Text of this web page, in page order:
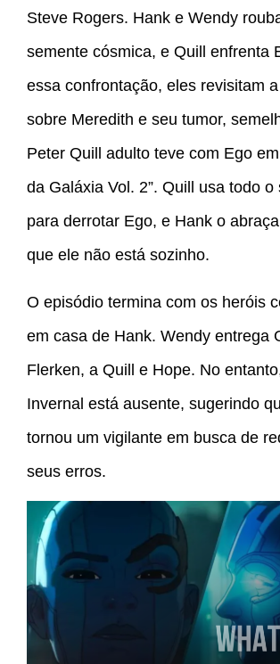
Steve Rogers. Hank e Wendy
semente cósmica, e Quill enfrenta
essa confrontação, eles revisitam
sobre Meredith e seu tumor,
Peter Quill adulto teve com Ego
da Galáxia Vol. 2”. Quill usa todo o
para derrotar Ego, e Hank o
que ele não está sozinho.
O episódio termina com os heróis
em casa de Hank. Wendy entrega
Flerken, a Quill e Hope. No
Invernal está ausente, sugerindo
tornou um vigilante em busca de
seus erros.